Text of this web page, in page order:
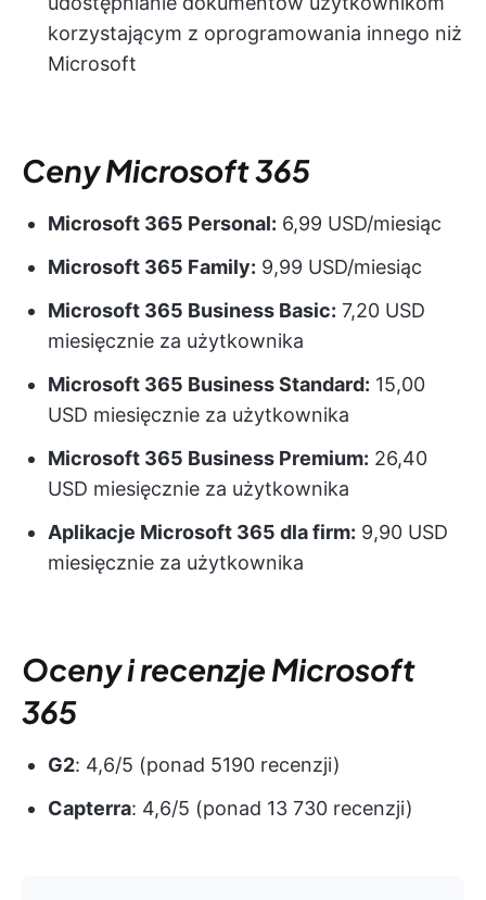
korzystającym z oprogramowania innego niż
Microsoft
Ceny Microsoft 365
Microsoft 365 Personal: 6,99 USD/miesiąc
Microsoft 365 Family: 9,99 USD/miesiąc
Microsoft 365 Business Basic: 7,20 USD
miesięcznie za użytkownika
Microsoft 365 Business Standard: 15,00
USD miesięcznie za użytkownika
Microsoft 365 Business Premium: 26,40
USD miesięcznie za użytkownika
Aplikacje Microsoft 365 dla firm: 9,90 USD
miesięcznie za użytkownika
Oceny i recenzje Microsoft
365
G2: 4,6/5 (ponad 5190 recenzji)
Capterra: 4,6/5 (ponad 13 730 recenzji)